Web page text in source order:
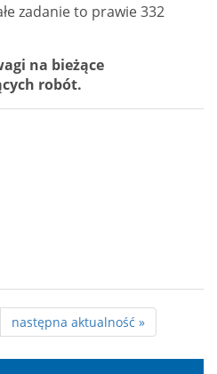
zadanie to prawie 332
na bieżące
robót.
następna aktualność »